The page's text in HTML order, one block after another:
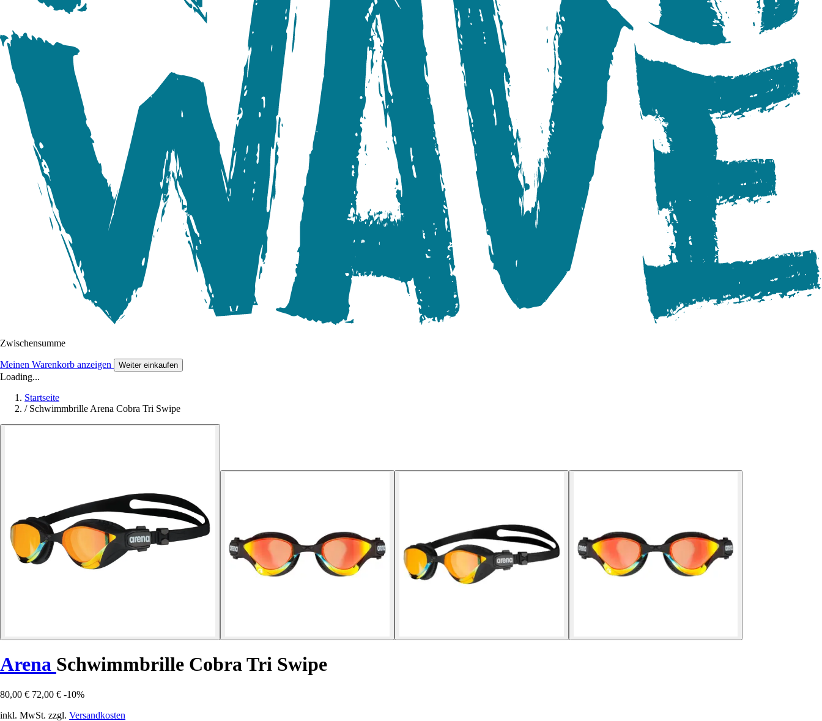
Zwischensumme
Meinen Warenkorb anzeigen Weiter einkaufen
Loading...
Startseite
/ Schwimmbrille Arena Cobra Tri Swipe
Arena Schwimmbrille Cobra Tri Swipe
80,00 € 72,00 € -10%
inkl. MwSt. zzgl. Versandkosten